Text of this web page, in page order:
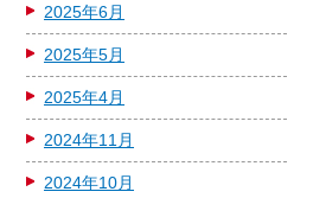
2025年6月
2025年5月
2025年4月
2024年11月
2024年10月